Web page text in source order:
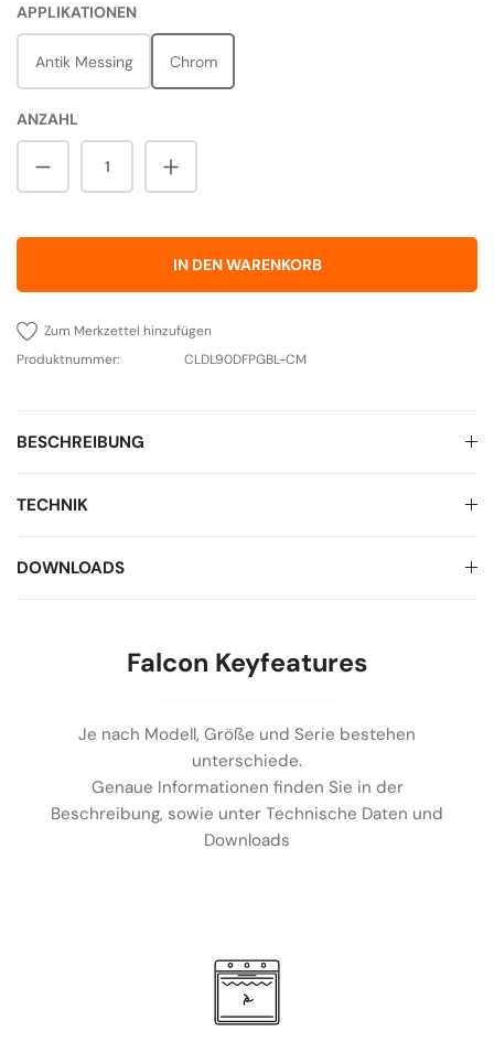
APPLIKATIONENAUSWÄHLEN
Antik Messing Chrom
ANZAHL
Produkt Anzahl: Gib den gewünschten
IN DEN WARENKORB
Zum Merkzettel hinzufügen
Produktnummer:
CLDL90DFPGBL-CM
BESCHREIBUNG
TECHNIK
DOWNLOADS
Falcon Keyfeatures
Je nach Modell, Größe und Serie bestehen
unterschiede.
Genaue Informationen finden Sie in der
Beschreibung, sowie unter Technische Daten und
Downloads